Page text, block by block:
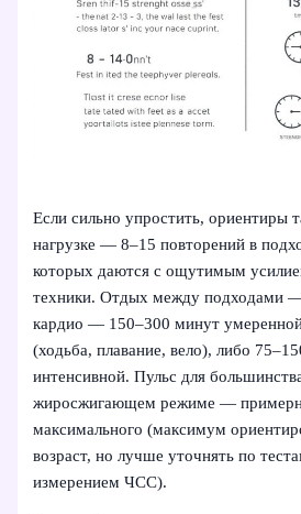
Если сильно упростить, ориентиры
нагрузке — 8–15 повторений в
которых даются с ощутимым
техники. Отдых между подходами
кардио — 150–300 минут
(ходьба, плавание, вело), либо
интенсивной. Пульс для
жиросжигающем режиме —
максимального (максимум
возраст, но лучше уточнять по
измерением ЧСС).